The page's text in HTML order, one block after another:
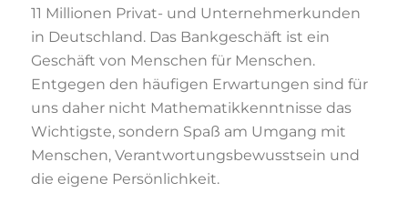
11 Millionen Privat- und Unternehmerkunden
in Deutschland. Das Bankgeschäft ist ein
Geschäft von Menschen für Menschen.
Entgegen den häufigen Erwartungen sind für
uns daher nicht Mathematikkenntnisse das
Wichtigste, sondern Spaß am Umgang mit
Menschen, Verantwortungsbewusstsein und
die eigene Persönlichkeit.